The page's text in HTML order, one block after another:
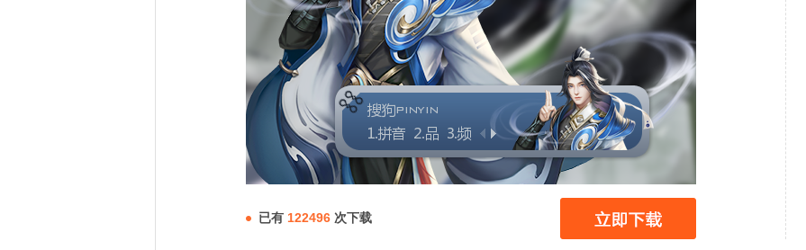
已有 122496 次下载